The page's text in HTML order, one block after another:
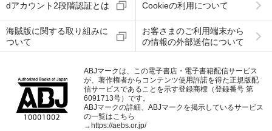
dアカウント2段階認証とは Cookieの利用について
海賊版に関する取り組みに
ついて
お客さまのご利用端末から
の情報の外部送信について
ABJマークは、この電子書店・電子書籍配信サービス
が、著作権者からコンテンツ使用許諾を得た正規版配
信サービスであることを示す登録商標（登録番号 第
6091713号）です。
ABJマークの詳細、ABJマークを掲示しているサービス
の一覧はこちら
→ https://aebs.or.jp/